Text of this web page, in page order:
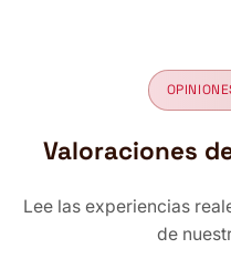
Valoraciones
Lee las experiencias
de